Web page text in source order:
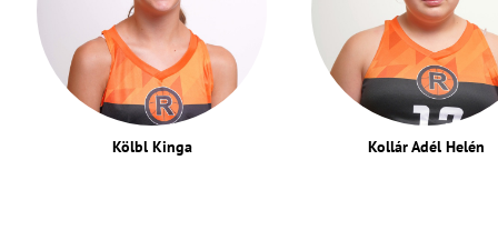
Kölbl Kinga Kollár Adél Helén